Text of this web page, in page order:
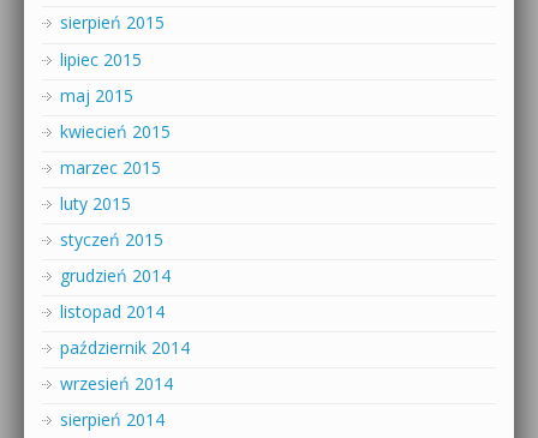
sierpień 2015
lipiec 2015
maj 2015
kwiecień 2015
marzec 2015
luty 2015
styczeń 2015
grudzień 2014
listopad 2014
październik 2014
wrzesień 2014
sierpień 2014